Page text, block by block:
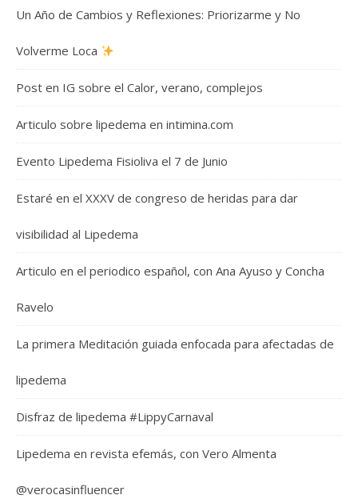
Un Año de Cambios y Reflexiones: Priorizarme y No
Volverme Loca
Post en IG sobre el Calor, verano, complejos
Articulo sobre lipedema en intimina.com
Evento Lipedema Fisioliva el 7 de Junio
Estaré en el XXXV de congreso de heridas para dar
visibilidad al Lipedema
Articulo en el periodico español, con Ana Ayuso y Concha
Ravelo
La primera Meditación guiada enfocada para afectadas de
lipedema
Disfraz de lipedema #LippyCarnaval
Lipedema en revista efemás, con Vero Almenta
@verocasinfluencer